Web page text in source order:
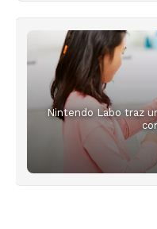
Nintendo Labo traz